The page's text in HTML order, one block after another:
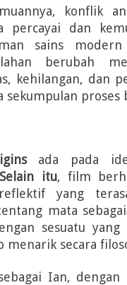
konflik
dan
sains modern
berubah
kehilangan, dan
sekumpulan proses
ada pada
Selain itu, film
yang
mata
sesuatu
menarik secara
Ian, dengan